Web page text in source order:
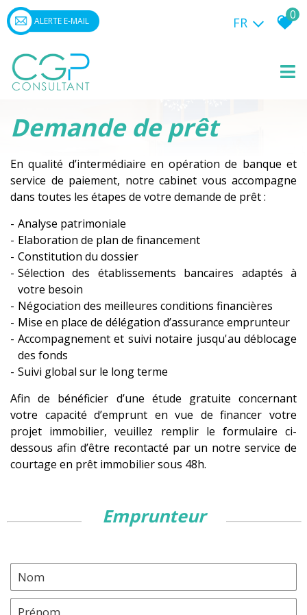
ALERTE E-MAIL FR 0
Demande de prêt
En qualité d’intermédiaire en opération de banque et
service de paiement, notre cabinet vous accompagne
dans toutes les étapes de votre demande de prêt :
Analyse patrimoniale
Elaboration de plan de financement
Constitution du dossier
Sélection des établissements bancaires adaptés à
votre besoin
Négociation des meilleures conditions financières
Mise en place de délégation d’assurance emprunteur
Accompagnement et suivi notaire jusqu'au déblocage
des fonds
Suivi global sur le long terme
Afin de bénéficier d’une étude gratuite concernant
votre capacité d’emprunt en vue de financer votre
projet immobilier, veuillez remplir le formulaire ci-
dessous afin d’être recontacté par un notre service de
courtage en prêt immobilier sous 48h.
emprunteur